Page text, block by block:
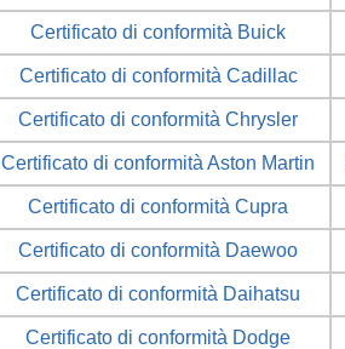
Certificato di conformità Buick
Certificato di conformità Cadillac
Certificato di conformità Chrysler
Certificato di conformità Aston Martin
Certificato di conformità Cupra
Certificato di conformità Daewoo
Certificato di conformità Daihatsu
Certificato di conformità Dodge